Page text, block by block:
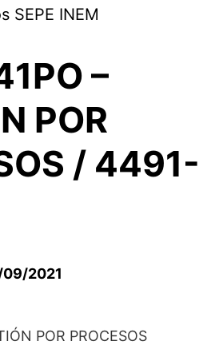
SEPE INEM
–
POR
/ 4491-
2021
POR PROCESOS